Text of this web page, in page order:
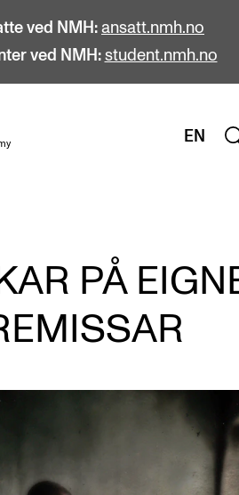
ved NMH: ansatt.nmh.no
ved NMH: student.nmh.no
EN
PÅ